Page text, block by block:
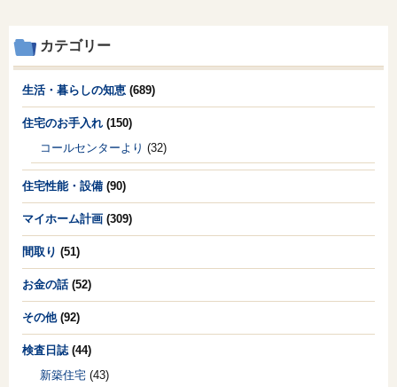
カテゴリー
生活・暮らしの知恵 (689)
住宅のお手入れ (150)
コールセンターより (32)
住宅性能・設備 (90)
マイホーム計画 (309)
間取り (51)
お金の話(52)
その他(92)
検査日誌(44)
新築住宅 (43)